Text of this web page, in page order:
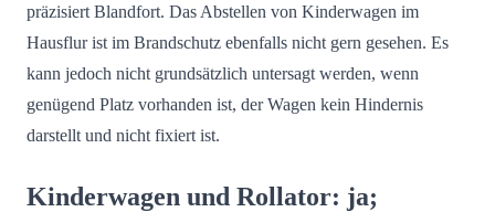
präzisiert Blandfort. Das Abstellen von Kinderwagen im
Hausflur ist im Brandschutz ebenfalls nicht gern gesehen. Es
kann jedoch nicht grundsätzlich untersagt werden, wenn
genügend Platz vorhanden ist, der Wagen kein Hindernis
darstellt und nicht fixiert ist.
Kinderwagen und Rollator: ja;